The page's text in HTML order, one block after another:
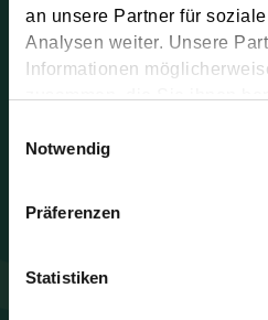
an unsere Partner für
Analysen weiter. Unsere
Informationen
zusammen, die Sie ihnen
gesammelt haben.
Notwendig
Präferenzen
Statistiken